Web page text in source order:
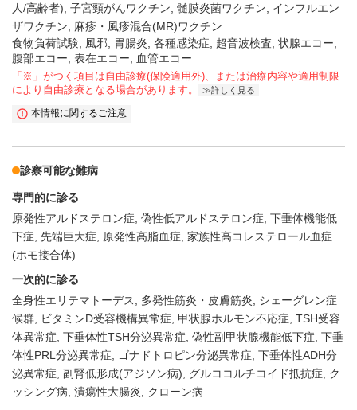
人/高齢者) 子宮頸がんワクチン 髄膜炎菌ワクチン
インフルエン
ザワクチン
麻疹・風疹混合(MR)ワクチン
食物負荷試験, 風邪, 胃腸炎, 各種感染症, 超音波検査, 状腺エコー,
腹部エコー, 表在エコー, 血管エコー
「※」がつく項目は自由診療(保険適用外)、または治療内容や適用制限
により自由診療となる場合があります。
詳しく見る
本情報に関するご注意
診察可能な難病
専門的に診る
原発性アルドステロン症 偽性低アルドステロン症 下垂体機能低
下症 先端巨大症 原発性高脂血症 家族性高コレステロール血症
(ホモ接合体)
一次的に診る
全身性エリテマトーデス
多発性筋炎・皮膚筋炎
シェーグレン症
候群
ビタミンD受容機構異常症 甲状腺ホルモン不応症 TSH受容
体異常症 下垂体性TSH分泌異常症 偽性副甲状腺機能低下症 下垂
体性PRL分泌異常症
ゴナドトロピン分泌異常症 下垂体性ADH分
泌異常症 副腎低形成(アジソン病) グルココルチコイド抵抗症
ク
ッシング病 潰瘍性大腸炎 クローン病